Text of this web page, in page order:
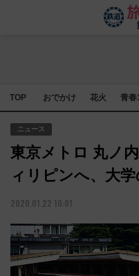
TOP おでかけ 花火 青春
ニュース
東京メトロ 丸ノ
ィリピンへ、大
2020.01.22 10:01